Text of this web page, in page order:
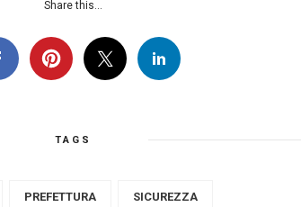
Share this...
TAGS
PREFETTURA SICUREZZA